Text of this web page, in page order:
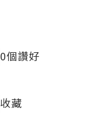
0個讚好
收藏